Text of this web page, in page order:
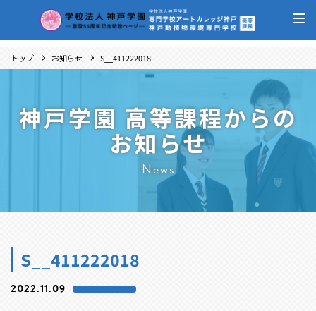
トップ お知らせ S__411222018
神戸学園 高等課程からの
お知らせ
News
S__411222018
2022.11.09